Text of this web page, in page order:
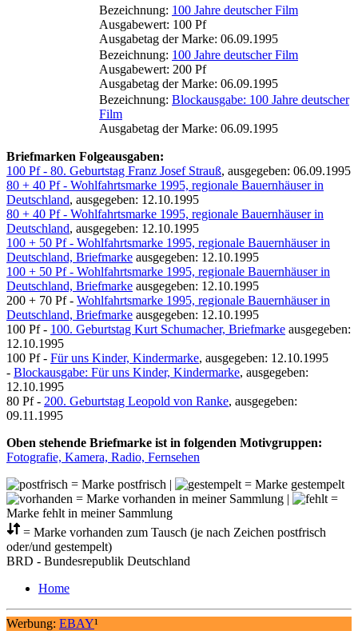
Bezeichnung: 100 Jahre deutscher Film
Ausgabewert: 100 Pf
Ausgabetag der Marke: 06.09.1995
Bezeichnung: 100 Jahre deutscher Film
Ausgabewert: 200 Pf
Ausgabetag der Marke: 06.09.1995
Bezeichnung: Blockausgabe: 100 Jahre deutscher
Film
Ausgabetag der Marke: 06.09.1995
Briefmarken Folgeausgaben:
100 Pf - 80. Geburtstag Franz Josef Strauß, ausgegeben: 06.09.1995
80 + 40 Pf - Wohlfahrtsmarke 1995, regionale Bauernhäuser in
Deutschland, ausgegeben: 12.10.1995
80 + 40 Pf - Wohlfahrtsmarke 1995, regionale Bauernhäuser in
Deutschland, ausgegeben: 12.10.1995
100 + 50 Pf - Wohlfahrtsmarke 1995, regionale Bauernhäuser in
Deutschland, Briefmarke ausgegeben: 12.10.1995
100 + 50 Pf - Wohlfahrtsmarke 1995, regionale Bauernhäuser in
Deutschland, Briefmarke ausgegeben: 12.10.1995
200 + 70 Pf - Wohlfahrtsmarke 1995, regionale Bauernhäuser in
Deutschland, Briefmarke ausgegeben: 12.10.1995
100 Pf - 100. Geburtstag Kurt Schumacher, Briefmarke ausgegeben:
12.10.1995
100 Pf - Für uns Kinder, Kindermarke, ausgegeben: 12.10.1995
- Blockausgabe: Für uns Kinder, Kindermarke, ausgegeben:
12.10.1995
80 Pf - 200. Geburtstag Leopold von Ranke, ausgegeben:
09.11.1995
Oben stehende Briefmarke ist in folgenden Motivgruppen:
Fotografie, Kamera, Radio, Fernsehen
= Marke postfrisch |
= Marke gestempelt
= Marke vorhanden in meiner Sammlung |
=
Marke fehlt in meiner Sammlung
= Marke vorhanden zum Tausch (je nach Zeichen postfrisch
oder/und gestempelt)
BRD - Bundesrepublik Deutschland
Home
Werbung: EBAY¹